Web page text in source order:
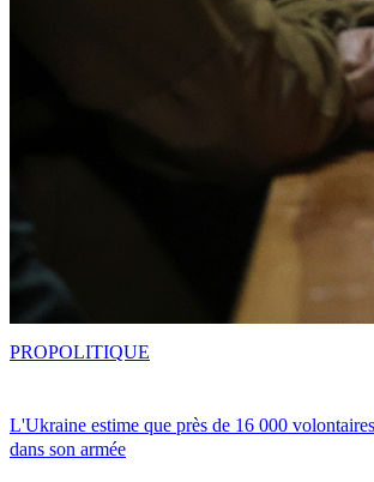
L'Ukraine estime que près de 16 000
dans son armée
PROPOLITIQUE